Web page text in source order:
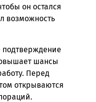
он остался
возможность
подтверждение
шансы
Перед
открываются